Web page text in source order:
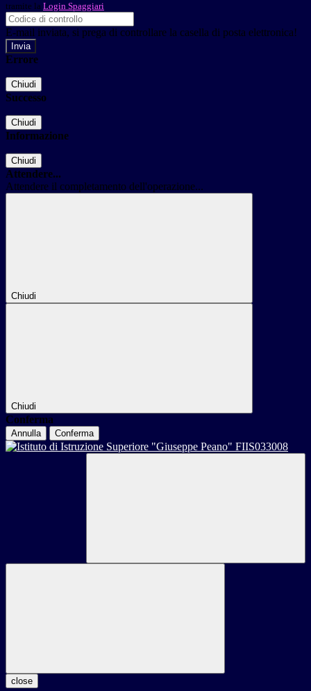
tramite la Login Spaggiari
E-mail inviata, si prega di controllare la casella di posta elettronica!
Errore
Chiudi
Successo
Chiudi
Informazione
Chiudi
Attendere...
Attendere il completamento dell'operazione...
Chiudi
Chiudi
Conferma
Annulla Conferma
close